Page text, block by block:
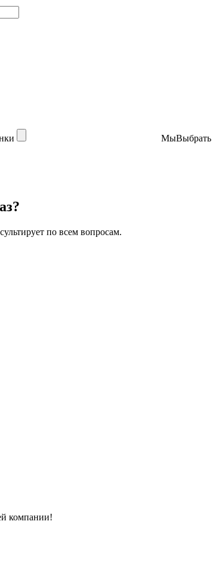
МыВыбрать
по всем вопросам.
компании!